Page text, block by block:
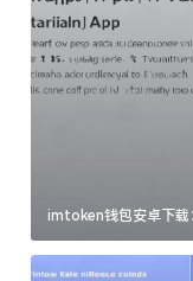
imtoken钱包安卓下载